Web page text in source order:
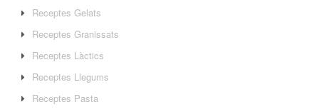
Receptes Gelats
Receptes Granissats
Receptes Làctics
Receptes Llegums
Receptes Pasta